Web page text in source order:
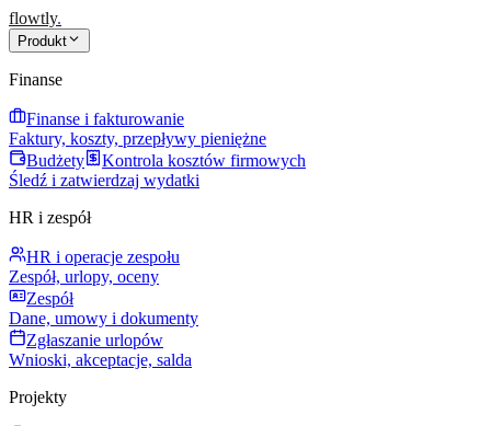
flowtly.
Produkt
Finanse
Finanse i fakturowanie
Faktury, koszty, przepływy pieniężne
Budżety
Kontrola kosztów firmowych
Śledź i zatwierdzaj wydatki
HR i zespół
HR i operacje zespołu
Zespół, urlopy, oceny
Zespół
Dane, umowy i dokumenty
Zgłaszanie urlopów
Wnioski, akceptacje, salda
Projekty